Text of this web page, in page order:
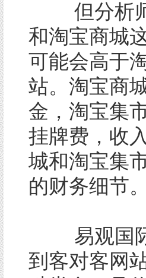
但分析师
和淘宝商城
可能会高于
站。淘宝商
金，淘宝集
挂牌费，收
城和淘宝集
的财务细节。
易观国际
到客对客网